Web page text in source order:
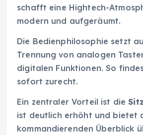
schafft eine Hightech-
modern und aufgeräumt.
Die Bedienphilosophie setzt
Trennung von analogen
digitalen Funktionen. So
sofort zurecht.
Ein zentraler Vorteil ist die
ist deutlich erhöht und bietet
kommandierenden Überblick